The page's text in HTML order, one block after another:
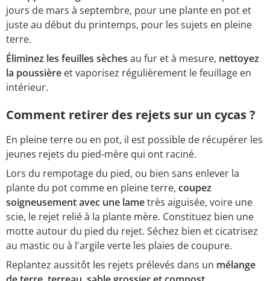
jours de mars à septembre, pour une plante en pot et
juste au début du printemps, pour les sujets en pleine
terre.
Éliminez les feuilles sèches au fur et à mesure, nettoyez
la poussière et vaporisez régulièrement le feuillage en
intérieur.
Comment retirer des rejets sur un cycas ?
En pleine terre ou en pot, il est possible de récupérer les
jeunes rejets du pied-mère qui ont raciné.
Lors du rempotage du pied, ou bien sans enlever la
plante du pot comme en pleine terre, coupez
soigneusement avec une lametrès aiguisée, voire une
scie, le rejet relié à la plante mère. Constituez bien une
motte autour du pied du rejet. Séchez bien et cicatrisez
au mastic ou à l'argile verte les plaies de coupure.
Replantez aussitôt les rejets prélevés dans un mélange